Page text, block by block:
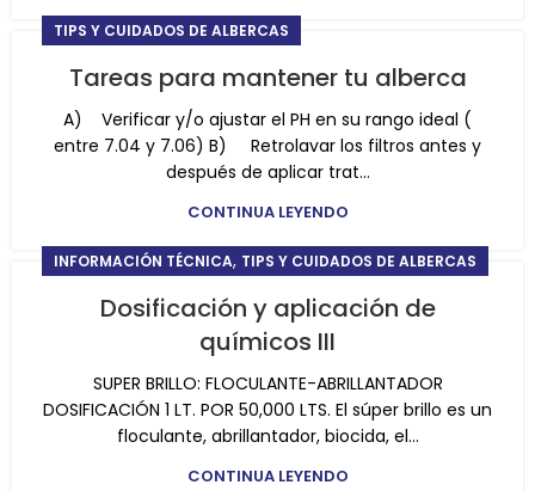
TIPS Y CUIDADOS DE ALBERCAS
Tareas para mantener tu alberca
A) Verificar y/o ajustar el PH en su rango ideal (
entre 7.04 y 7.06) B) Retrolavar los filtros antes y
después de aplicar trat...
CONTINUA LEYENDO
INFORMACIÓN TÉCNICA, TIPS Y CUIDADOS DE ALBERCAS
Dosificación y aplicación de
químicos III
SUPER BRILLO: FLOCULANTE-ABRILLANTADOR
DOSIFICACIÓN 1 LT. POR 50,000 LTS. El súper brillo es un
floculante, abrillantador, biocida, el...
CONTINUA LEYENDO